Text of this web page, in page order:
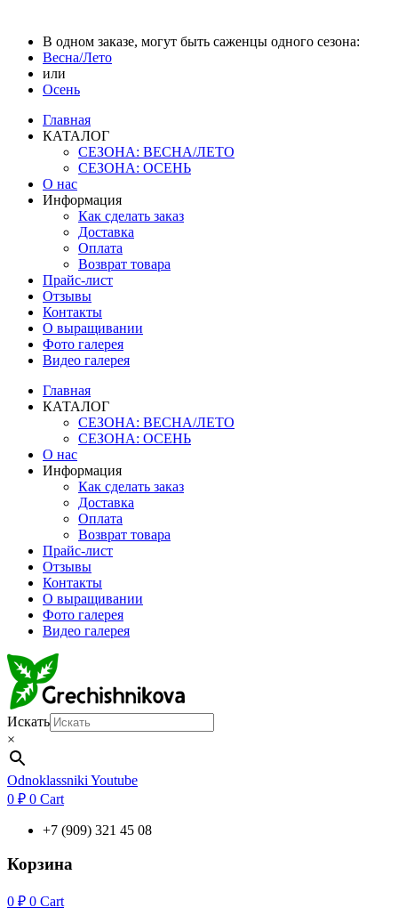
В одном заказе, могут быть саженцы одного сезона:
Весна/Лето
или
Осень
Главная
КАТАЛОГ
СЕЗОНА: ВЕСНА/ЛЕТО
СЕЗОНА: ОСЕНЬ
О нас
Информация
Как сделать заказ
Доставка
Оплата
Возврат товара
Прайс-лист
Отзывы
Контакты
О выращивании
Фото галерея
Видео галерея
Главная
КАТАЛОГ
СЕЗОНА: ВЕСНА/ЛЕТО
СЕЗОНА: ОСЕНЬ
О нас
Информация
Как сделать заказ
Доставка
Оплата
Возврат товара
Прайс-лист
Отзывы
Контакты
О выращивании
Фото галерея
Видео галерея
Искать
×
Odnoklassniki Youtube
0 ₽ 0 Cart
+7 (909) 321 45 08
Корзина
0 ₽ 0 Cart